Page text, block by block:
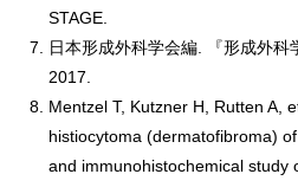
STAGE.
日本形成外科学会編. 『形成外科
2017.
Mentzel T, Kutzner H, Rutten A,
histiocytoma (dermatofibroma)
and immunohistochemical study